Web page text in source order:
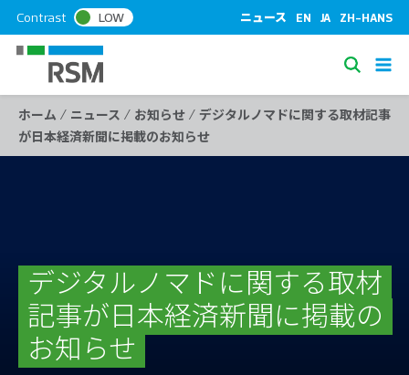
k
t
Contrast LOW ニュース EN JA ZH-HANS
S
e
a
ホーム / ニュース / お知らせ / デジタルノマドに関する取材記事
が日本経済新聞に掲載のお知らせ
デジタルノマドに関する取材
記事が日本経済新聞に掲載の
お知らせ